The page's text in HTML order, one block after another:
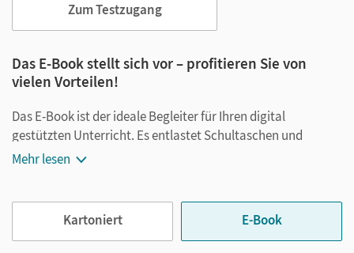
Zum Testzugang
Das E-Book stellt sich vor – profitieren Sie von
vielen Vorteilen!
Das E-Book ist der ideale Begleiter für Ihren digital
gestützten Unterricht. Es entlastet Schultaschen und
Rucksäcke und ist jederzeit unkompliziert verfügbar.
Notizen erstellen
Mehr lesen
Kartoniert E-Book